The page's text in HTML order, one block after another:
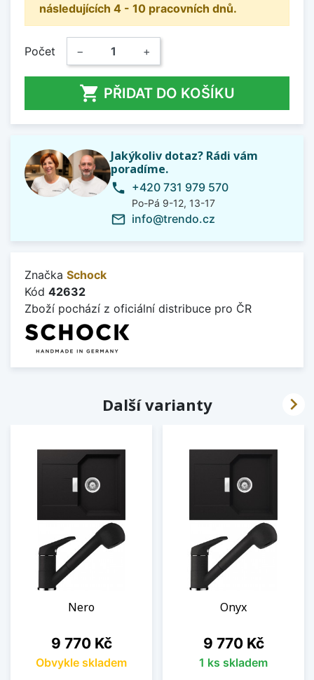
následujících 4 - 10 pracovních dnů.
Počet − +
 PŘIDAT DO KOŠÍKU
Jakýkoliv dotaz? Rádi vám
poradíme.
phone +420 731 979 570
Po-Pá 9-12, 13-17
mail_outline info@trendo.cz
Značka Schock
Kód 42632
Zboží pochází z oficiální distribuce pro ČR
Další varianty
Nero
Cena
9 770 Kč
Obvykle skladem
Onyx
Cena
9 770 Kč
1 ks skladem
